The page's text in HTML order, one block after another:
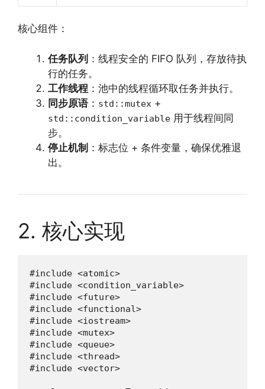
核心组件：
任务队列 ：线程安全的 FIFO 队列，存放待执
行的任务。
工作线程 ：池中的线程循环取任务并执行。
同步原语： std::mutex +
std::condition_variable 用于线程间同
步。
停止机制 ：标志位 + 条件变量，确保优雅退
出。
2. 核心实现
#include <atomic>
#include <condition_variable>
#include <future>
#include <functional>
#include <iostream>
#include <mutex>
#include <queue>
#include <thread>
#include <vector>